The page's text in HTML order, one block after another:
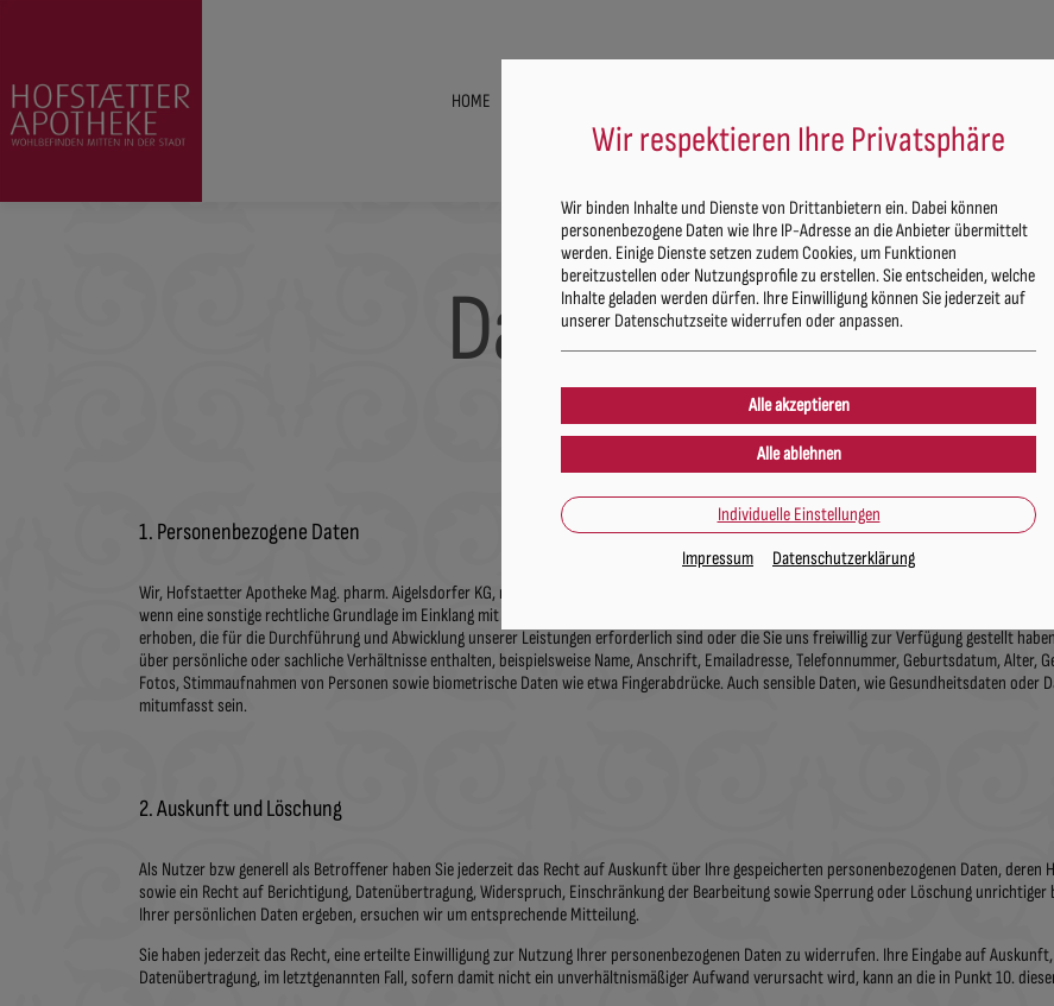
HOME
1. Personenbezogene Daten
Wir, Hofstaetter Apotheke Mag. pharm. Aigelsdorfer KG, nutzen Ihre personenbezogenen Daten nur mit Ihrer Einwilligung bzw. Beauftragung
wenn eine sonstige rechtliche Grundlage im Einklang mit der DSGVO vorliegt; dies unter Einhaltung der datenschutz- und zivilrechtlichen
erhoben, die für die Durchführung und Abwicklung unserer Leistungen erforderlich sind oder die Sie uns freiwillig zur Verfügung gestellt
über persönliche oder sachliche Verhältnisse enthalten, beispielsweise Name, Anschrift, Emailadresse, Telefonnummer, Geburtsdatum, Alter,
Fotos, Stimmaufnahmen von Personen sowie biometrische Daten wie etwa Fingerabdrücke. Auch sensible Daten, wie Gesundheitsdaten oder
mitumfasst sein.
2. Auskunft und Löschung
Als Nutzer bzw generell als Betroffener haben Sie jederzeit das Recht auf Auskunft über Ihre gespeicherten personenbezogenen Daten,
sowie ein Recht auf Berichtigung, Datenübertragung, Widerspruch, Einschränkung der Bearbeitung sowie Sperrung oder Löschung
Ihrer persönlichen Daten ergeben, ersuchen wir um entsprechende Mitteilung.
Sie haben jederzeit das Recht, eine erteilte Einwilligung zur Nutzung Ihrer personenbezogenen Daten zu widerrufen. Ihre Eingabe auf
Datenübertragung, im letztgenannten Fall, sofern damit nicht ein unverhältnismäßiger Aufwand verursacht wird, kann an die in Punkt 10.
Wir respektieren Ihre Privatsphäre
Wir binden Inhalte und Dienste von Drittanbietern ein. Dabei können
personenbezogene Daten wie Ihre IP-Adresse an die Anbieter übermittelt
werden. Einige Dienste setzen zudem Cookies, um Funktionen
bereitzustellen oder Nutzungsprofile zu erstellen. Sie entscheiden, welche
Inhalte geladen werden dürfen. Ihre Einwilligung können Sie jederzeit auf
unserer Datenschutzseite widerrufen oder anpassen.
Individuelle Einstellungen
Impressum
Datenschutzerklärung